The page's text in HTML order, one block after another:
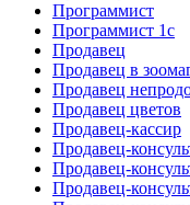
Программист
Программист 1с
Продавец
Продавец в
Продавец
Продавец цветов
Продавец-кассир
Продавец-
Продавец-
Продавец-